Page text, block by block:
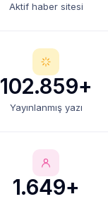
Aktif haber sitesi
102.859+
Yayınlanmış yazı
1.649+